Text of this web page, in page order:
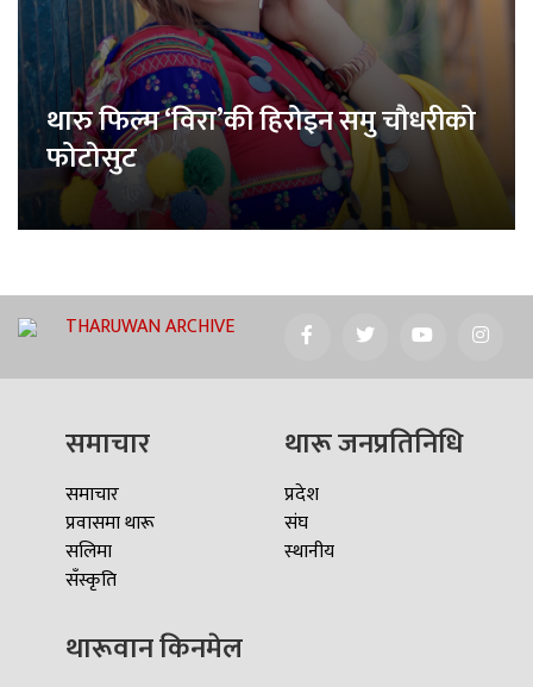
थारु फिल्म ‘विरा’की हिरोइन समु चौधरीको
फोटोसुट
THARUWAN ARCHIVE
समाचार
समाचार
प्रवासमा थारू
सलिमा
सँस्कृति
थारू जनप्रतिनिधि
प्रदेश
संघ
स्थानीय
थारूवान किनमेल